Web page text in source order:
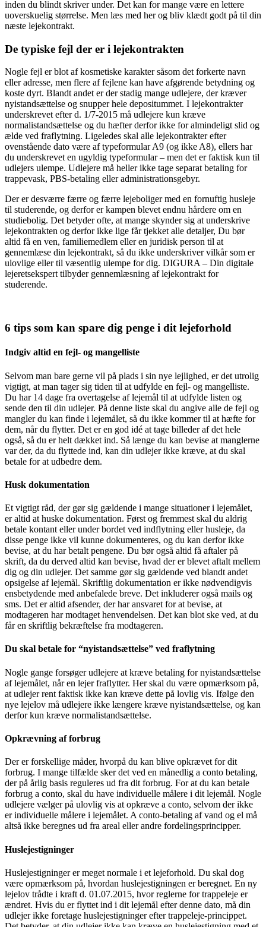
inden du blindt skriver under. Det kan for mange være en lettere
uoverskuelig størrelse. Men læs med her og bliv klædt godt på til din
næste lejekontrakt.
De typiske fejl der er i lejekontrakten
Nogle fejl er blot af kosmetiske karakter såsom det forkerte navn
eller adresse, men flere af fejlene kan have afgørende betydning og
koste dyrt. Blandt andet er der stadig mange udlejere, der kræver
nyistandsættelse og snupper hele depositummet. I lejekontrakter
underskrevet efter d. 1/7-2015 må udlejere kun kræve
normalistandsættelse og du hæfter derfor ikke for almindeligt slid og
ælde ved fraflytning. Ligeledes skal alle lejekontrakter efter
ovenstående dato være af typeformular A9 (og ikke A8), ellers har
du underskrevet en ugyldig typeformular – men det er faktisk kun til
udlejers ulempe. Udlejere må heller ikke tage separat betaling for
trappevask, PBS-betaling eller administrationsgebyr.
Der er desværre færre og færre lejeboliger med en fornuftig husleje
til studerende, og derfor er kampen blevet endnu hårdere om en
studiebolig. Det betyder ofte, at mange skynder sig at underskrive
lejekontrakten og derfor ikke lige får tjekket alle detaljer, Du bør
altid få en ven, familiemedlem eller en juridisk person til at
gennemlæse din lejekontrakt, så du ikke underskriver vilkår som er
ulovlige eller til væsentlig ulempe for dig. DIGURA – Din digitale
lejeretsekspert tilbyder gennemlæsning af lejekontrakt for
studerende.
6 tips som kan spare dig penge i dit lejeforhold
Indgiv altid en fejl- og mangelliste
Selvom man bare gerne vil på plads i sin nye lejlighed, er det utrolig
vigtigt, at man tager sig tiden til at udfylde en fejl- og mangelliste.
Du har 14 dage fra overtagelse af lejemål til at udfylde listen og
sende den til din udlejer. På denne liste skal du angive alle de fejl og
mangler du kan finde i lejemålet, så du ikke kommer til at hæfte for
dem, når du flytter. Det er en god idé at tage billeder af det hele
også, så du er helt dækket ind. Så længe du kan bevise at manglerne
var der, da du flyttede ind, kan din udlejer ikke kræve, at du skal
betale for at udbedre dem.
Husk dokumentation
Et vigtigt råd, der gør sig gældende i mange situationer i lejemålet,
er altid at huske dokumentation. Først og fremmest skal du aldrig
betale kontant eller under bordet ved indflytning eller husleje, da
disse penge ikke vil kunne dokumenteres, og du kan derfor ikke
bevise, at du har betalt pengene. Du bør også altid få aftaler på
skrift, da du derved altid kan bevise, hvad der er blevet aftalt mellem
dig og din udlejer. Det samme gør sig gældende ved blandt andet
opsigelse af lejemål. Skriftlig dokumentation er ikke nødvendigvis
ensbetydende med anbefalede breve. Det inkluderer også mails og
sms. Det er altid afsender, der har ansvaret for at bevise, at
modtageren har modtaget henvendelsen. Det kan blot ske ved, at du
får en skriftlig bekræftelse fra modtageren.
Du skal betale for “nyistandsættelse” ved fraflytning
Nogle gange forsøger udlejere at kræve betaling for nyistandsættelse
af lejemålet, når en lejer fraflytter. Her skal du være opmærksom på,
at udlejer rent faktisk ikke kan kræve dette på lovlig vis. Ifølge den
nye lejelov må udlejere ikke længere kræve nyistandsættelse, og kan
derfor kun kræve normalistandsættelse.
Opkrævning af forbrug
Der er forskellige måder, hvorpå du kan blive opkrævet for dit
forbrug. I mange tilfælde sker det ved en månedlig a conto betaling,
der på årlig basis reguleres ud fra dit forbrug. For at du kan betale
forbrug a conto, skal du have individuelle målere i dit lejemål. Nogle
udlejere vælger på ulovlig vis at opkræve a conto, selvom der ikke
er individuelle målere i lejemålet. A conto-betaling af vand og el må
altså ikke beregnes ud fra areal eller andre fordelingsprincipper.
Huslejestigninger
Huslejestigninger er meget normale i et lejeforhold. Du skal dog
være opmærksom på, hvordan huslejestigningen er beregnet. En ny
lejelov trådte i kraft d. 01.07.2015, hvor reglerne for trappeleje er
ændret. Hvis du er flyttet ind i dit lejemål efter denne dato, må din
udlejer ikke foretage huslejestigninger efter trappeleje-princippet.